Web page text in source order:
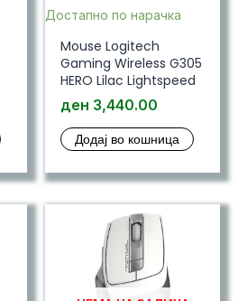
Достапно по нарачка
Mouse Logitech
Gaming Wireless G305
HERO Lilac Lightspeed
ден 3,440.00
Додај во кошница